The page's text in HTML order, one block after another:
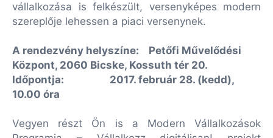
vállalkozása is felkészült, versenyképes modern
szereplője lehessen a piaci versenynek.
A rendezvény helyszíne:
Petőfi Művelődési
Központ, 2060 Bicske, Kossuth tér 20.
Időpontja:
2017. február 28. (kedd),
10.00 óra
Vegyen részt Ön is a Modern Vállalkozások